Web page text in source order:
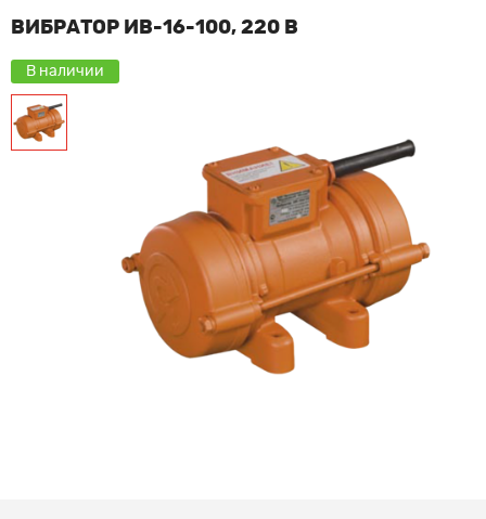
ВИБРАТОР ИВ-16-100, 220 В
В наличии